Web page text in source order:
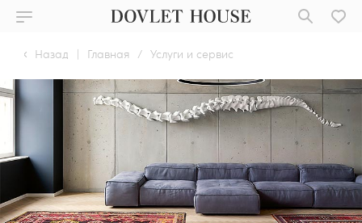
Назад | Главная / Услуги и сервис